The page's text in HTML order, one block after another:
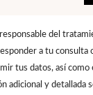
del
a tu consulta
tus datos, así
adicional y detallada